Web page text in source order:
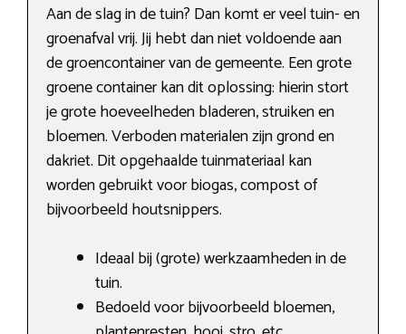
Aan de slag in de tuin? Dan komt er veel tuin- en
groenafval vrij. Jij hebt dan niet voldoende aan
de groencontainer van de gemeente. Een grote
groene container kan dit oplossing: hierin stort
je grote hoeveelheden bladeren, struiken en
bloemen. Verboden materialen zijn grond en
dakriet. Dit opgehaalde tuinmateriaal kan
worden gebruikt voor biogas, compost of
bijvoorbeeld houtsnippers.
Ideaal bij (grote) werkzaamheden in de
tuin.
Bedoeld voor bijvoorbeeld bloemen,